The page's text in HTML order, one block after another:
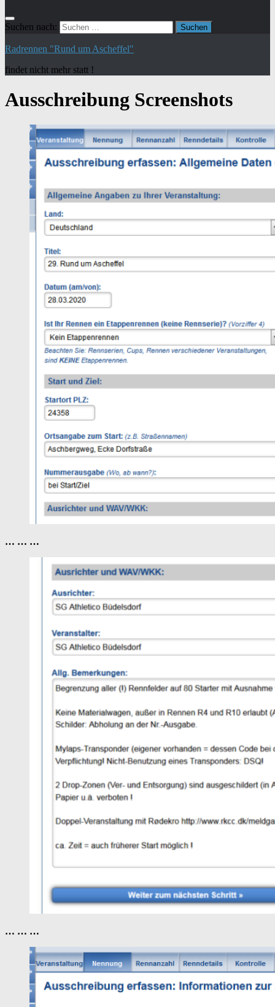
Suchen nach:
Radrennen "Rund um Ascheffel"
findet nicht mehr statt !
Ausschreibung Screenshots
… … …
… … …